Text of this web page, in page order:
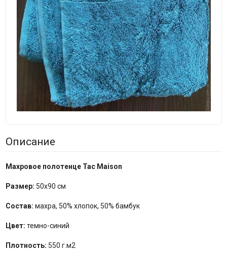
Описание
Махровое полотенце Tac Maison
Размер: 50х90 см
Состав: махра, 50% хлопок, 50% бамбук
Цвет: темно-синий
Плотность: 550 г.м2